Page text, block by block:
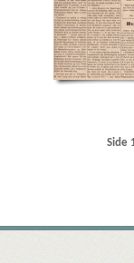
Limfjorden
Lolland-
Petersen, Wilfred,
Sorø Amtstidende
Thune Jacobsen,
Side